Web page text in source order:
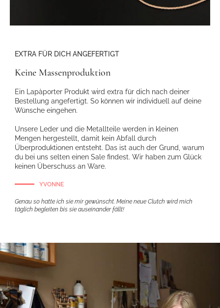
EXTRA FÜR DICH ANGEFERTIGT
Keine Massenproduktion
Ein Lapàporter Produkt wird extra für dich nach deiner
Bestellung angefertigt. So können wir individuell auf deine
Wünsche eingehen.
Unsere Leder und die Metallteile werden in kleinen
Mengen hergestellt, damit kein Abfall durch
Überproduktionen entsteht. Das ist auch der Grund, warum
du bei uns selten einen Sale findest. Wir haben zum Glück
keinen Überschuss an Ware.
YVONNE
Genau so hatte ich sie mir gewünscht. Meine neue Clutch wird mich
täglich begleiten bis sie auseinander fällt!